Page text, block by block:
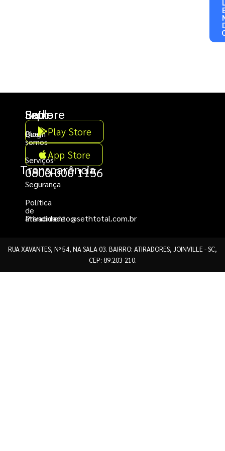
Seth
Quem
somos
Serviços
Explore
Blog
Transparência
Segurança
Política
de
Privacidade
Baixe
Play Store
App Store
0800 000 1156
atendimento@sethtotal.com.br
RUA XAVANTES, Nº 54, NA SALA 03. BAIRRO: ATIRADORES, JOINVILLE - SC,
CEP: 89.203-210.